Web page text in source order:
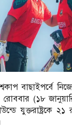
বাছাইপর্বে
রোববার (১৮
যুক্তরাষ্ট্রকে ২১